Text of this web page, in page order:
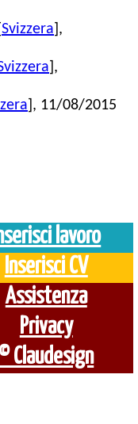
Svizzera ],
],
], 11/08/2015
lavoro
Inserisci CV
Assistenza
Privacy
© Claudesign